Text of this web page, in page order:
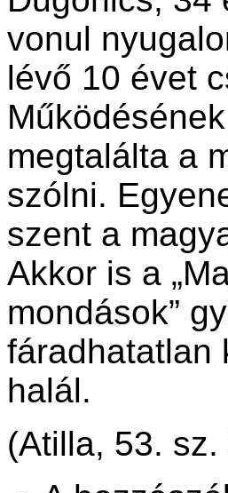
vonul
lévő 10 évet
megtalálta a
szólni.
szent a
Akkor is a
mondások”
fáradhatatlan
halál.
(Atilla, 53.